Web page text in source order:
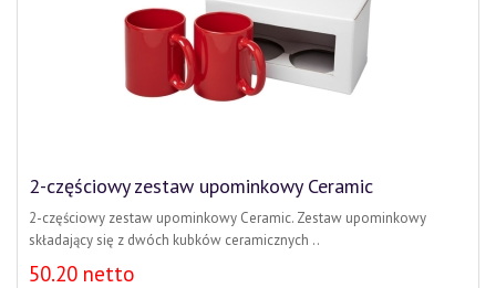
2-częściowy zestaw upominkowy Ceramic
2-częściowy zestaw upominkowy Ceramic. Zestaw upominkowy
składający się z dwóch kubków ceramicznych ..
50.20 netto